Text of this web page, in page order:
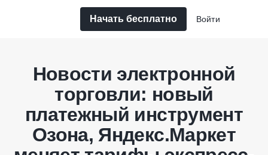
Начать бесплатно Войти
Новости электронной
торговли: новый
платежный инструмент
Озона, Яндекс.Маркет